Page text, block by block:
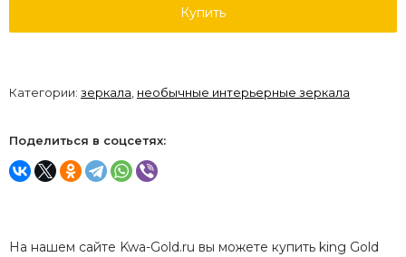
Купить
Категории: зеркала, необычные интерьерные зеркала
Поделиться в соцсетях:
На нашем сайте Kwa-Gold.ru вы можете купить king Gold